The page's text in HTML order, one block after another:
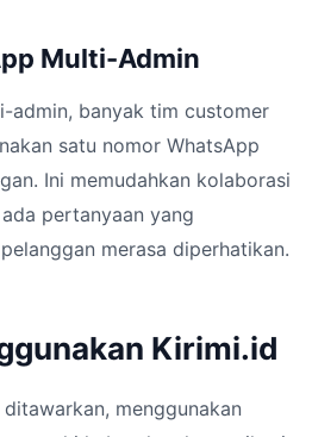
Multi-Admin
admin, banyak tim customer
satu nomor WhatsApp
Ini memudahkan kolaborasi
pertanyaan yang
merasa diperhatikan.
Kirimi.id
menggunakan